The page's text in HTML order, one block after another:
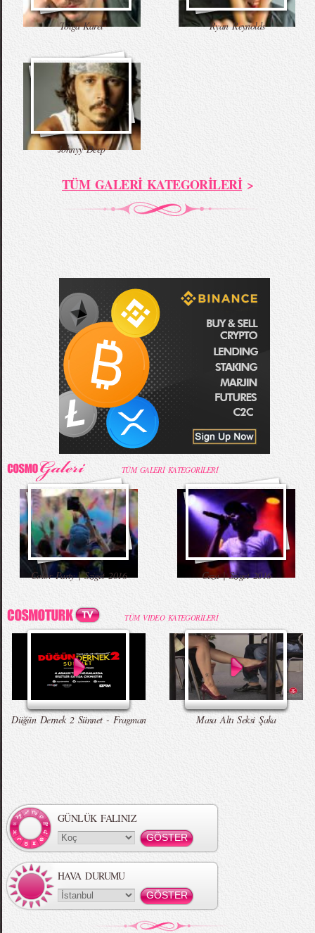
Tolga Karel Ryan Reynolds
Johnyy Deep
TÜM GALERİ KATEGORİLERİ>
TÜM GALERİ KATEGORİLERİ
Color Party | Sziget 2016 Ceza | Sziget 2016
TÜM VIDEO KATEGORİLERİ
Düğün Dernek 2 Sünnet - Fragman Masa Altı Seksi Şaka
GÜNLÜK FALINIZ
HAVA DURUMU